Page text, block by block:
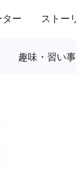
ター ストー
趣味・習い事